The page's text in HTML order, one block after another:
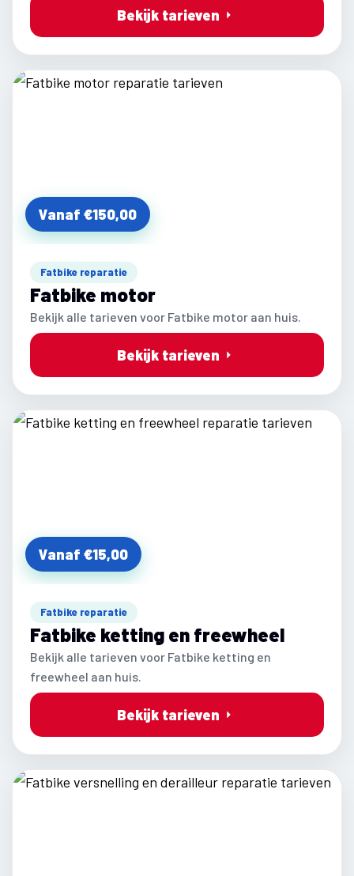
Bekijk tarieven
Vanaf €150,00
Fatbike reparatie
Fatbike motor
Bekijk alle tarieven voor Fatbike motor aan huis.
Bekijk tarieven
Vanaf €15,00
Fatbike reparatie
Fatbike ketting en freewheel
Bekijk alle tarieven voor Fatbike ketting en
freewheel aan huis.
Bekijk tarieven